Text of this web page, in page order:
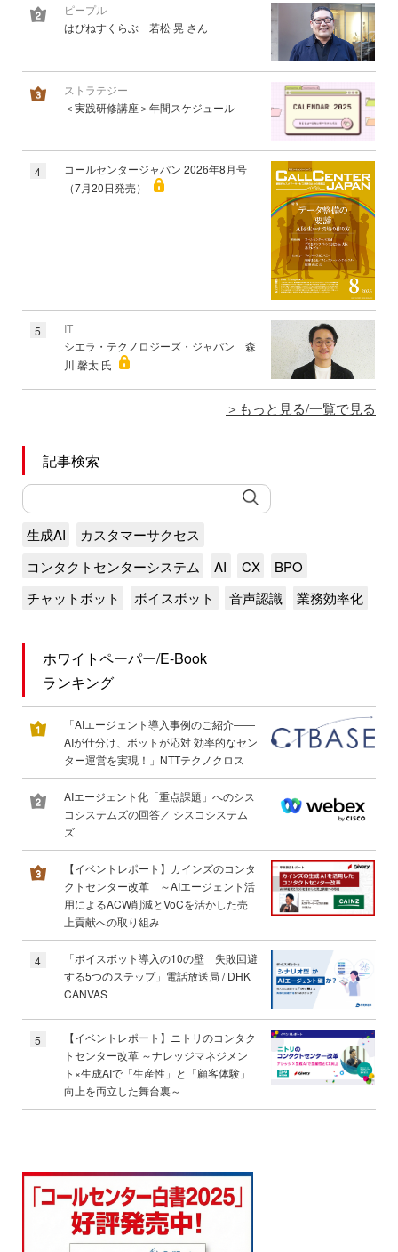
ピープル
はぴねすくらぶ 若松 晃 さん
ストラテジー
＜実践研修講座＞年間スケジュール
4
コールセンタージャパン 2026年8月号
（7月20日発売）
5
IT
シエラ・テクノロジーズ・ジャパン 森
川 馨太 氏
もっと見る/一覧で見る
記事検索
生成AI
カスタマーサクセス
コンタクトセンターシステム
AI CX
BPO
チャットボット
ボイスボット 音声認識 業務効率化
ホワイトペーパー/E-Book
ランキング
「AIエージェント導入事例のご紹介――
AIが仕分け、ボットが応対 効率的なセン
ター運営を実現！」NTTテクノクロス
AIエージェント化「重点課題」へのシス
コシステムズの回答／ シスコシステム
ズ
【イベントレポート】カインズのコンタ
クトセンター改革 ～AIエージェント活
用によるACW削減とVoCを活かした売
上貢献への取り組み
4
「ボイスボット導入の10の壁 失敗回避
する5つのステップ」電話放送局 / DHK
CANVAS
5
【イベントレポート】ニトリのコンタク
トセンター改革 ～ナレッジマネジメン
ト×生成AIで「生産性」と「顧客体験」
向上を両立した舞台裏～